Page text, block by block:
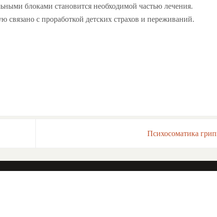
блоками становится необходимой частью лечения.
связано с проработкой детских страхов и переживаний.
Психосоматика